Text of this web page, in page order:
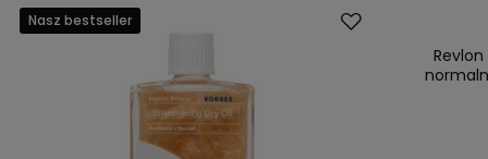
Nasz bestseller
Nasz